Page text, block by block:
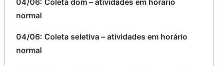
04/06: Coleta dom – atividades em horário
normal
04/06: Coleta seletiva – atividades em horário
normal